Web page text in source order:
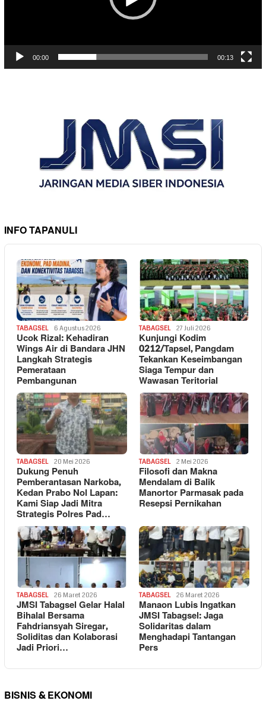
00:00 00:13
INFO TAPANULI
TABAGSEL 6 Agustus 2026
Ucok Rizal: Kehadiran
Wings Air di Bandara JHN
Langkah Strategis
Pemerataan
Pembangunan
TABAGSEL 27 Juli 2026
Kunjungi Kodim
0212/Tapsel, Pangdam
Tekankan Keseimbangan
Siaga Tempur dan
Wawasan Teritorial
TABAGSEL 20 Mei 2026
Dukung Penuh
Pemberantasan Narkoba,
Kedan Prabo Nol Lapan:
Kami Siap Jadi Mitra
Strategis Polres Pad…
TABAGSEL 2 Mei 2026
Filosofi dan Makna
Mendalam di Balik
Manortor Parmasak pada
Resepsi Pernikahan
TABAGSEL 26 Maret 2026
JMSI Tabagsel Gelar Halal
Bihalal Bersama
Fahdriansyah Siregar,
Soliditas dan Kolaborasi
Jadi Priori…
TABAGSEL 26 Maret 2026
Manaon Lubis Ingatkan
JMSI Tabagsel: Jaga
Solidaritas dalam
Menghadapi Tantangan
Pers
BISNIS & EKONOMI